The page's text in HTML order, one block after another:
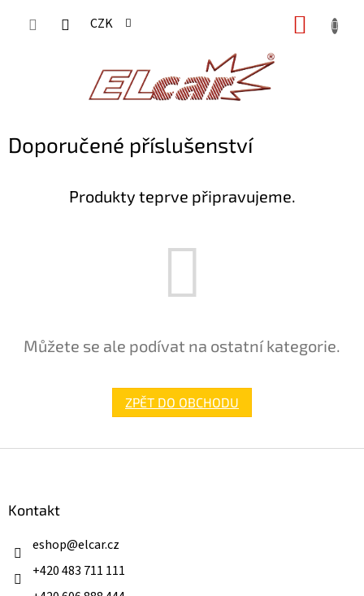
CZK
Doporučené příslušenství
Produkty teprve připravujeme.
Můžete se ale podívat na ostatní kategorie.
ZPĚT DO OBCHODU
Kontakt
eshop@elcar.cz
+420 483 711 111